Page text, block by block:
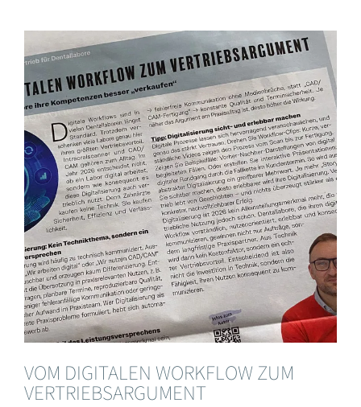
VOM DIGITALEN WORKFLOW ZUM
VERTRIEBSARGUMENT